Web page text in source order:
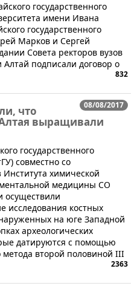
государственного
имени Ивана
государственного
Марков и Сергей
Совета ректоров вузов
Алтай подписали договор о
832
08/08/2017
что
выращивали
государственного
совместно со
химической
медицины СО
осуществили
исследования костных
на юге Западной
археологических
датируются с помощью
метода второй половиной III
2363